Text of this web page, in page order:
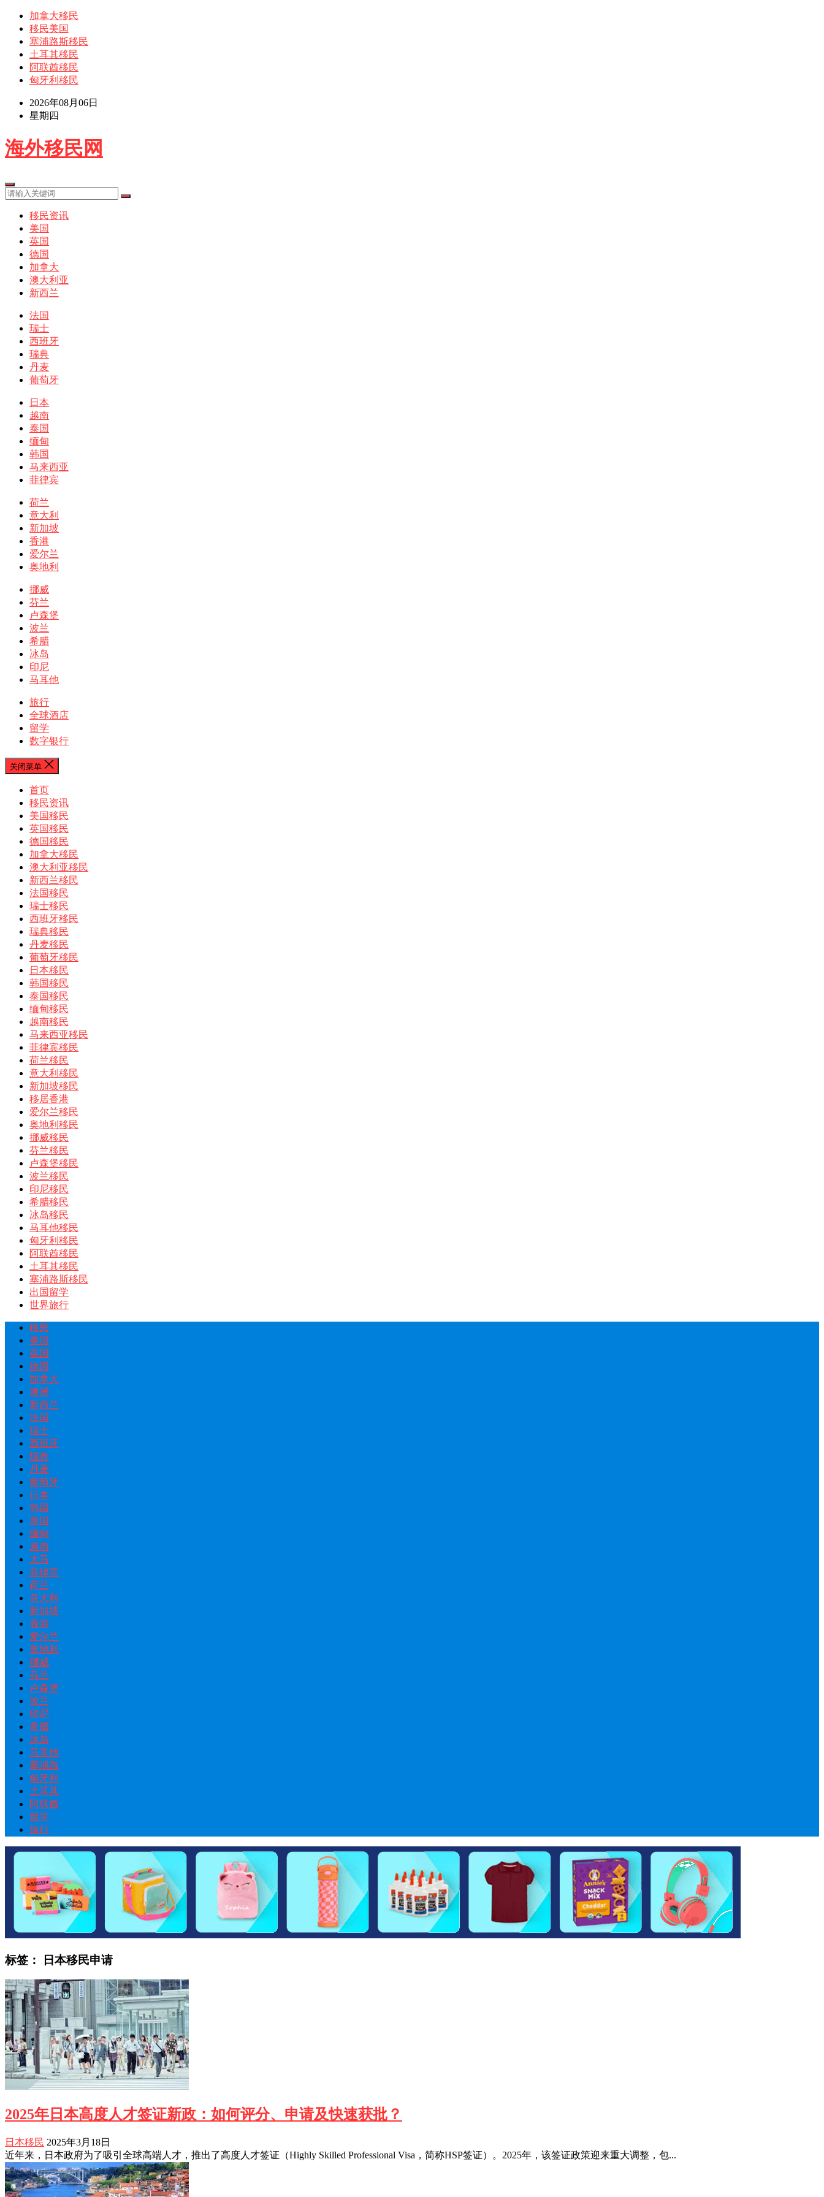
加拿大移民
移民美国
塞浦路斯移民
土耳其移民
阿联酋移民
匈牙利移民
2026年08月06日
星期四
海外移民网
移民资讯
美国
英国
德国
加拿大
澳大利亚
新西兰
法国
瑞士
西班牙
瑞典
丹麦
葡萄牙
日本
越南
泰国
缅甸
韩国
马来西亚
菲律宾
荷兰
意大利
新加坡
香港
爱尔兰
奥地利
挪威
芬兰
卢森堡
波兰
希腊
冰岛
印尼
马耳他
旅行
全球酒店
留学
数字银行
关闭菜单
首页
移民资讯
美国移民
英国移民
德国移民
加拿大移民
澳大利亚移民
新西兰移民
法国移民
瑞士移民
西班牙移民
瑞典移民
丹麦移民
葡萄牙移民
日本移民
韩国移民
泰国移民
缅甸移民
越南移民
马来西亚移民
菲律宾移民
荷兰移民
意大利移民
新加坡移民
移居香港
爱尔兰移民
奥地利移民
挪威移民
芬兰移民
卢森堡移民
波兰移民
印尼移民
希腊移民
冰岛移民
马耳他移民
匈牙利移民
阿联酋移民
土耳其移民
塞浦路斯移民
出国留学
世界旅行
移民
美国
英国
德国
加拿大
澳洲
新西兰
法国
瑞士
西班牙
瑞典
丹麦
葡萄牙
日本
韩国
泰国
缅甸
越南
大马
菲律宾
荷兰
意大利
新加坡
香港
爱尔兰
奥地利
挪威
芬兰
卢森堡
波兰
印尼
希腊
冰岛
马耳他
塞浦路
匈牙利
土耳其
阿联酋
留学
旅行
标签： 日本移民申请
2025年日本高度人才签证新政：如何评分、申请及快速获批？
日本移民 2025年3月18日
近年来，日本政府为了吸引全球高端人才，推出了高度人才签证（Highly Skilled Professional Visa，简称HSP签证）。2025年，该签证政策迎来重大调整，包...